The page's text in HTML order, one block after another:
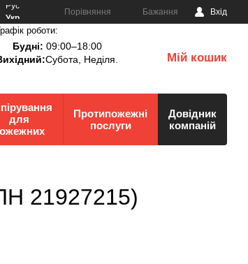
Рус
Укр
Порівняння Бажання Вхід
роботи:
Будні: 09:00–18:00
Субота, Неділя. Мій кошик
для
Протипожежні
послуги
Довідник
компаній
21927215)